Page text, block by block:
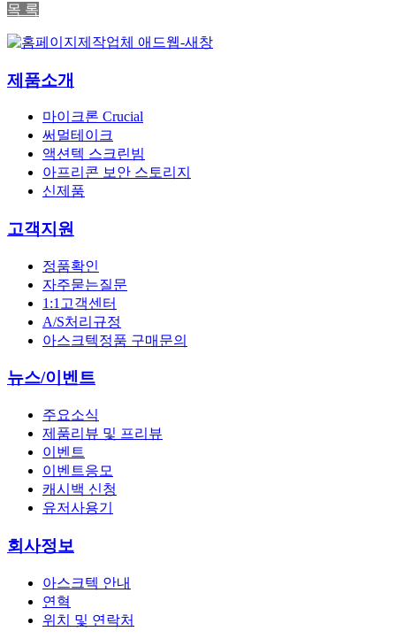
목 록
제품소개
마이크론 Crucial
써멀테이크
액션텍 스크린빔
아프리콘 보안 스토리지
신제품
고객지원
정품확인
자주묻는질문
1:1고객센터
A/S처리규정
아스크텍정품 구매문의
뉴스/이벤트
주요소식
제품리뷰 및 프리뷰
이벤트
이벤트응모
캐시백 신청
유저사용기
회사정보
아스크텍 안내
연혁
위치 및 연락처